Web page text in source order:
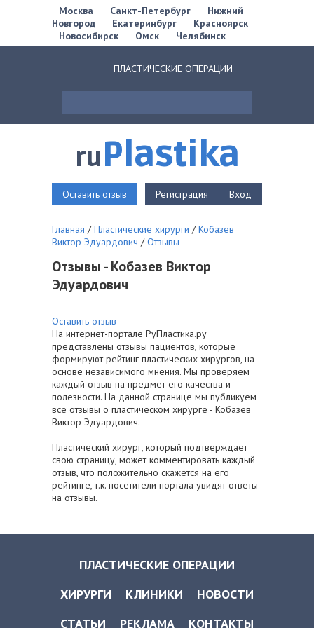
Москва Санкт-Петербург
Нижний
Новгород
Екатеринбург
Красноярск
Новосибирск
Омск Челябинск
ПЛАСТИЧЕСКИЕ ОПЕРАЦИИ
ruPlastika
Оставить отзыв Регистрация Вход
Главная / Пластические хирурги / Кобазев
Виктор Эдуардович / Отзывы
Отзывы - Кобазев Виктор
Эдуардович
Оставить отзыв
На интернет-портале РуПластика.ру
представлены отзывы пациентов, которые
формируют рейтинг пластических хирургов, на
основе независимого мнения. Мы проверяем
каждый отзыв на предмет его качества и
полезности. На данной странице мы публикуем
все отзывы о пластическом хирурге - Кобазев
Виктор Эдуардович.
Пластический хирург, который подтверждает
свою страницу, может комментировать каждый
отзыв, что положительно скажется на его
рейтинге, т.к. посетители портала увидят ответы
на отзывы.
ПЛАСТИЧЕСКИЕ ОПЕРАЦИИ
ХИРУРГИ
КЛИНИКИ
НОВОСТИ
СТАТЬИ
РЕКЛАМА КОНТАКТЫ